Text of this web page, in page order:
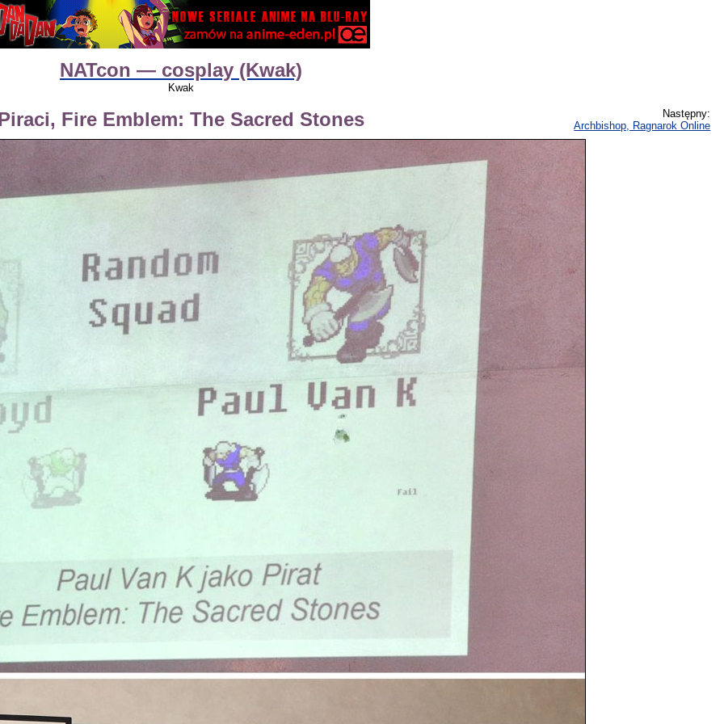
NATcon — cosplay (Kwak)
Kwak
Fire Emblem: The Sacred Stones
Następny:
Archbishop, Ragnarok Online